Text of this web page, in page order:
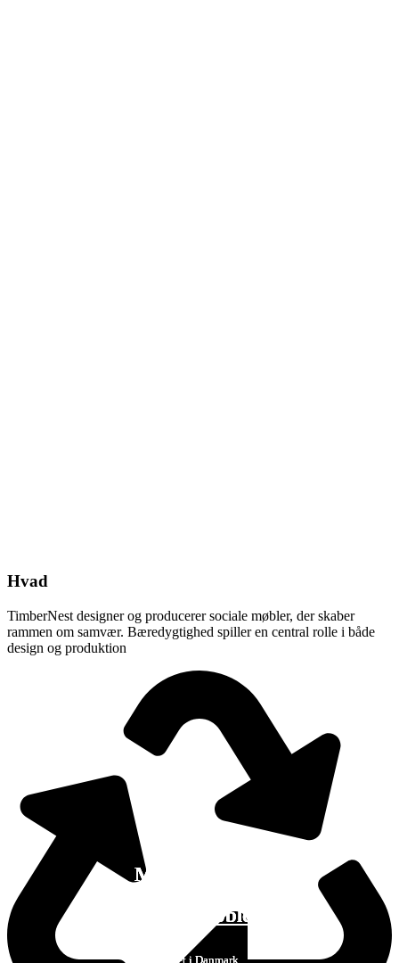
Mere naturligt
sociale møbler
Produceret i Danmark
Mere naturligt
sociale møbler
Produceret i Danmark
Mere naturligt
sociale møbler
Produceret i Danmark
Hvad
TimberNest designer og producerer sociale møbler, der skaber
rammen om samvær. Bæredygtighed spiller en central rolle i både
design og produktion